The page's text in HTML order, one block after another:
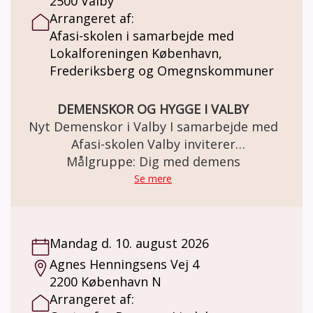
påtage dig at ledsage et menneske med
demens til kulturoplevelse og kaffe hver
tredje uge? Vi kan hjælpe med at klæde dig
på til opgaven og støtte dig undervejs, hvis
noget er svært. Ring eller skriv og hør
Arrangeret af:
Afasi-skolen i samarbejde med
Lokalforeningen København,
Frederiksberg og Omegnskommuner
DEMENSKOR OG HYGGE I VALBY
Nyt Demenskor i Valby I samarbejde med
Afasi-skolen Valby inviterer
Alzheimerforeningens Lokalforening
København, Frederiksberg og
demens. Demenskoret mødes én gang
ugentligt MANDAG 13-15. Vi synger kendte
sange, arbejder med rytme og skaber
fællesskab. Program: • Ca. 1 times korsang •
Målgruppe: Dig med demens
Se mere
Mandag d. 10. august 2026
Agnes Henningsens Vej 4
2200 København N
Arrangeret af: